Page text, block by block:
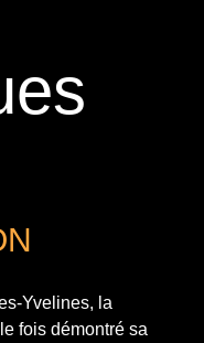
Yvelines, la
fois démontré sa